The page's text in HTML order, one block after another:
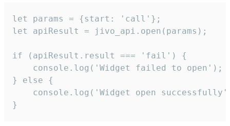
let params = {start: 'call'};
let apiResult = jivo_api.open(params);
if (apiResult.result === 'fail') {
    console.log('Widget failed to open');
} else {
console.log('Widget open
}